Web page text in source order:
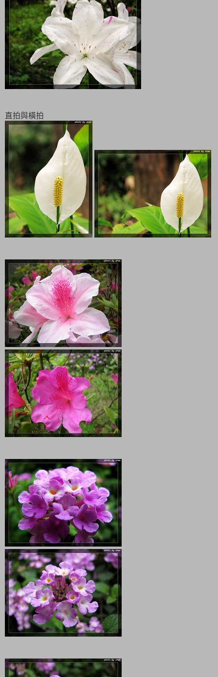
直拍與橫拍